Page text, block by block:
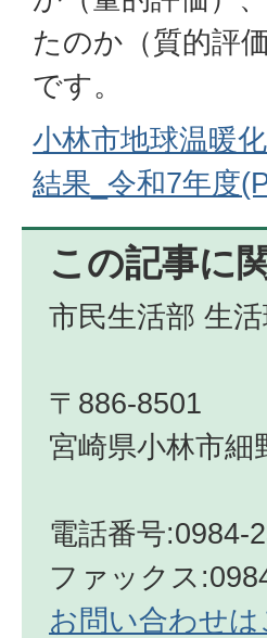
たのか（質的評
です。
小林市地球温暖
結果_令和7年度
この記事に
市民生活部 生
〒886-8501
宮崎県小林市細
電話番号:0984-
ファックス
お問い合わせは